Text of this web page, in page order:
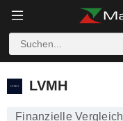
LVMH
LVMH
Finanzielle